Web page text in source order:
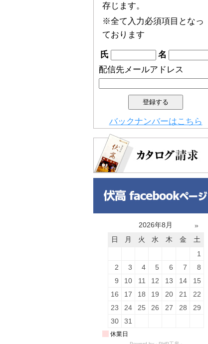
存じます。
※全て入力必須項目となっ
ております
氏
名
配信先メールアドレス
バックナンバーはこちら